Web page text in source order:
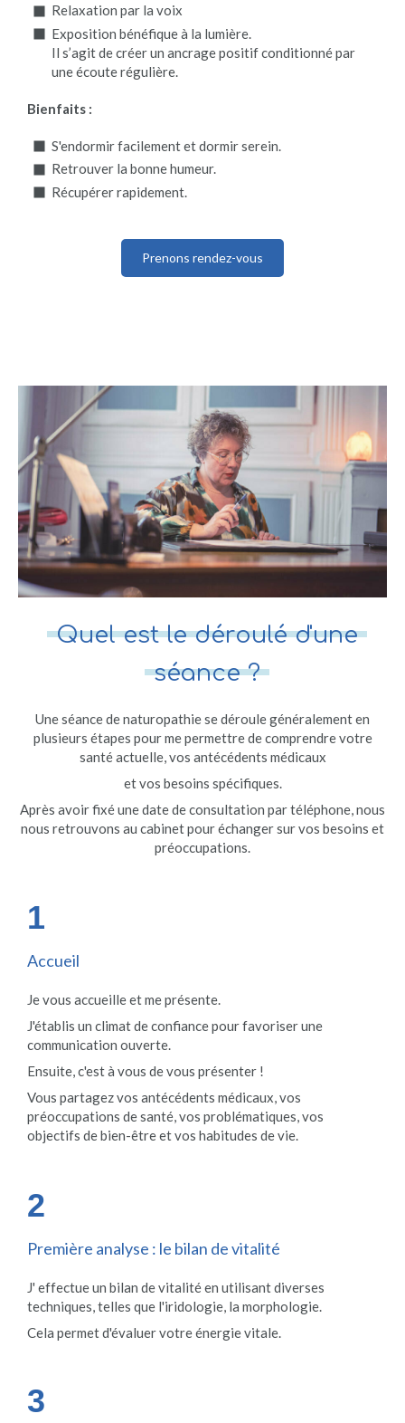
Relaxation par la voix
Exposition bénéfique à la lumière.
Il s’agit de créer un ancrage positif conditionné par
une écoute régulière.
Bienfaits :
S'endormir facilement et dormir serein.
Retrouver la bonne humeur.
Récupérer rapidement.
Prenons rendez-vous
Quel est le déroulé d'une
séance ?
Une séance de naturopathie se déroule généralement en
plusieurs étapes pour me permettre de comprendre votre
santé actuelle, vos antécédents médicaux
et vos besoins spécifiques.
Après avoir fixé une date de consultation par téléphone, nous
nous retrouvons au cabinet pour échanger sur vos besoins et
préoccupations.
1
Accueil
Je vous accueille et me présente.
J'établis un climat de confiance pour favoriser une
communication ouverte.
Ensuite, c'est à vous de vous présenter !
Vous partagez vos antécédents médicaux, vos
préoccupations de santé, vos problématiques, vos
objectifs de bien-être et vos habitudes de vie.
2
Première analyse : le bilan de vitalité
J' effectue un bilan de vitalité en utilisant diverses
techniques, telles que l'iridologie, la morphologie.
Cela permet d'évaluer votre énergie vitale.
3